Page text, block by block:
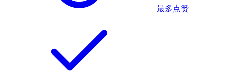
最多点赞